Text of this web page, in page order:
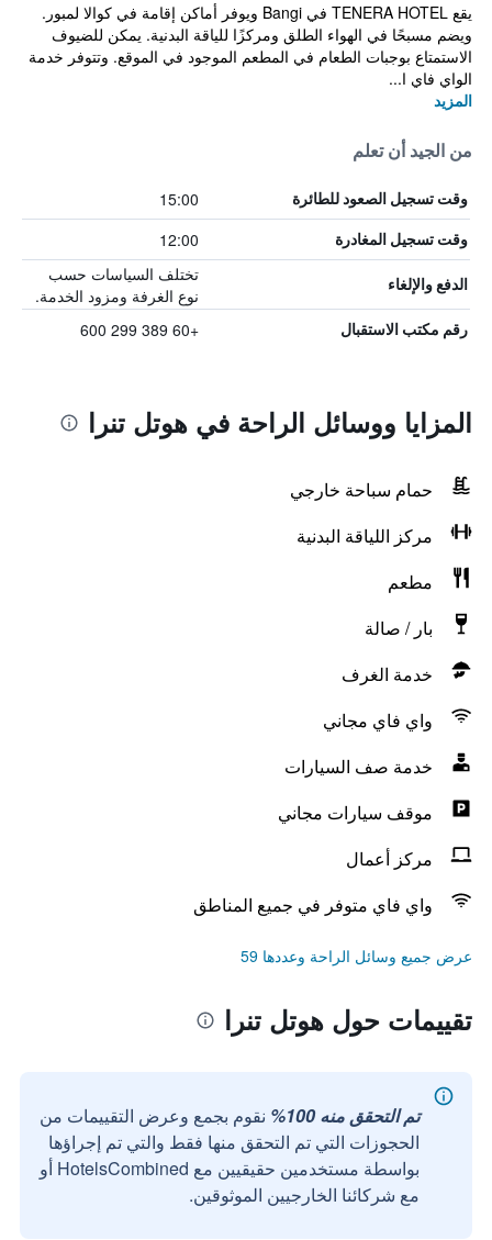
يقع TENERA HOTEL في Bangi ويوفر أماكن إقامة في كوالا لمبور.
ويضم مسبحًا في الهواء الطلق ومركزًا للياقة البدنية. يمكن للضيوف
الاستمتاع بوجبات الطعام في المطعم الموجود في الموقع. وتتوفر خدمة
الواي فاي ا...
المزيد
من الجيد أن تعلم
وقت تسجيل الصعود للطائرة 15:00
وقت تسجيل المغادرة 12:00
الدفع والإلغاء
تختلف السياسات حسب
نوع الغرفة ومزود الخدمة.
رقم مكتب الاستقبال +60 389 299 600
المزايا ووسائل الراحة في هوتل تنرا
حمام سباحة خارجي
مركز اللياقة البدنية
مطعم
بار / صالة
خدمة الغرف
واي فاي مجاني
خدمة صف السيارات
موقف سيارات مجاني
مركز أعمال
واي فاي متوفر في جميع المناطق
عرض جميع وسائل الراحة وعددها 59
تقييمات حول هوتل تنرا
تم التحقق منه 100%
نقوم بجمع وعرض التقييمات من
الحجوزات التي تم التحقق منها فقط والتي تم إجراؤها
بواسطة مستخدمين حقيقيين مع HotelsCombined أو
مع شركائنا الخارجيين الموثوقين.